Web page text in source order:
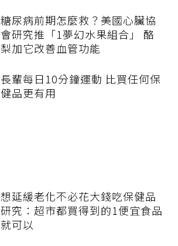
糖尿病前期怎麼救？美國心臟協
會研究推「1夢幻水果組合」 酪
梨加它改善血管功能
長輩每日10分鐘運動 比買任何保
健品更有用
想延緩老化不必花大錢吃保健品
研究：超市都買得到的1便宜食品
就可以